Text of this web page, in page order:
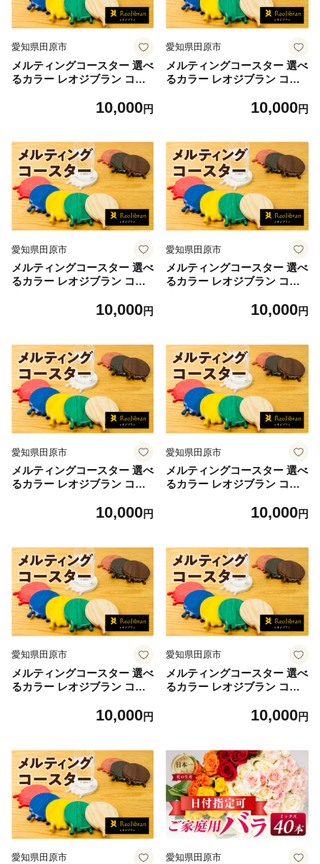
愛知県田原市
メルティングコースター 選べ
るカラー レオジブラン コー
雑貨 日用品 キッチン キッチ
県 田原市 渥美半島
10,000円
愛知県田原市
メルティングコースター 選べ
るカラー レオジブラン コー
雑貨 日用品 キッチン キッチ
県 田原市 渥美半島
10,000円
愛知県田原市
メルティングコースター 選べ
るカラー レオジブラン コー
雑貨 日用品 キッチン キッチ
県 田原市 渥美半島
10,000円
愛知県田原市
メルティングコースター 選べ
るカラー レオジブラン コー
雑貨 日用品 キッチン キッチ
県 田原市 渥美半島
10,000円
愛知県田原市
メルティングコースター 選べ
るカラー レオジブラン コー
雑貨 日用品 キッチン キッチ
県 田原市 渥美半島
10,000円
愛知県田原市
メルティングコースター 選べ
るカラー レオジブラン コー
雑貨 日用品 キッチン キッチ
県 田原市 渥美半島
10,000円
愛知県田原市
メルティングコースター 選べ
るカラー レオジブラン コー
雑貨 日用品 キッチン キッチ
県 田原市 渥美半島
10,000円
愛知県田原市
メルティングコースター 選べ
るカラー レオジブラン コー
雑貨 日用品 キッチン キッチ
県 田原市 渥美半島
10,000円
愛知県田原市 愛知県田原市